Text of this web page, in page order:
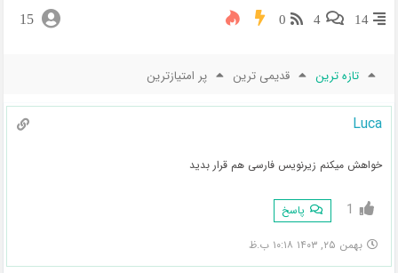
14
4
0
15
تازه ترین قدیمی ترین پر امتیازترین
Luca
خواهش میکنم زیرنویس فارسی هم قرار بدید
1 پاسخ
بهمن ۲۵, ۱۴۰۳ ۱۰:۱۸ ب.ظ